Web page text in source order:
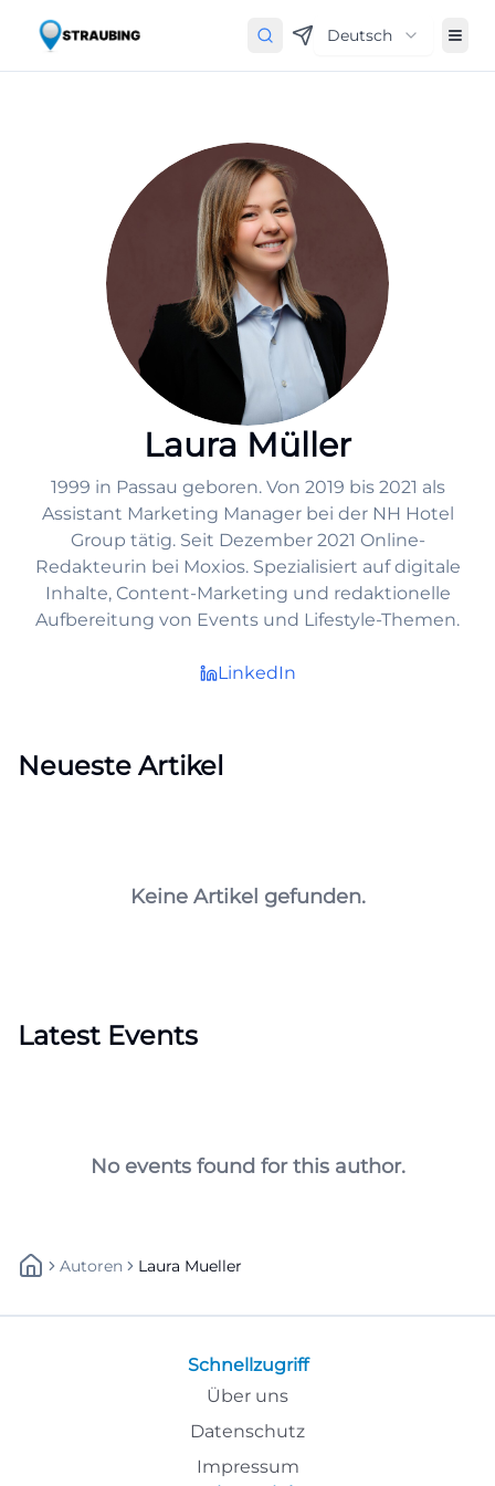
Deutsch
Laura Müller
1999 in Passau geboren. Von 2019 bis 2021 als
Assistant Marketing Manager bei der NH Hotel
Group tätig. Seit Dezember 2021 Online-
Redakteurin bei Moxios. Spezialisiert auf digitale
Inhalte, Content-Marketing und redaktionelle
Aufbereitung von Events und Lifestyle-Themen.
LinkedIn
Neueste Artikel
Keine Artikel gefunden.
Latest Events
No events found for this author.
Autoren Laura Mueller
Schnellzugriff
Über uns
Datenschutz
Impressum